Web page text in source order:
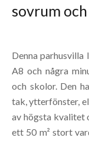
sovrum
Denna
A8 och några
och skolor. Den
tak, ytterfönster,
av högsta
ett 50 m² stort